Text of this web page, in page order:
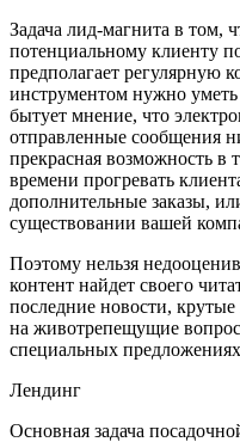
Задача лид-магнита в том,
потенциальному клиенту
предполагает регулярную
инструментом нужно уметь
бытует мнение, что
отправленные сообщения
прекрасная возможность в
времени прогревать
дополнительные заказы,
существовании вашей
Поэтому нельзя
контент найдет своего
последние новости,
на животрепещущие
специальных
Лендинг
Основная задача